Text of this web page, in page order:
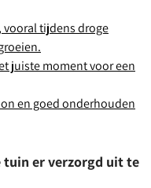
vooral tijdens droge
juiste moment voor een
en goed onderhouden
tuin er verzorgd uit te